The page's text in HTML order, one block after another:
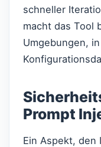
schneller
macht das Tool
Umgebungen,
Prompt
Ein Aspekt, den